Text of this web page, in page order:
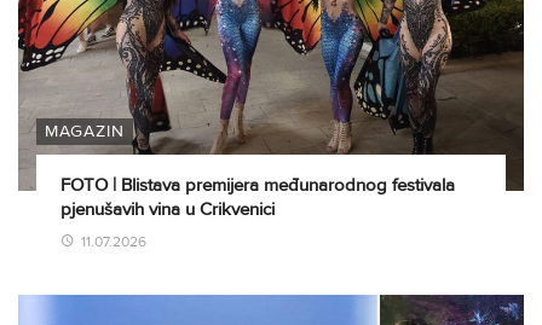
MAGAZIN
FOTO | Blistava premijera međunarodnog festivala
pjenušavih vina u Crikvenici
11.07.2026